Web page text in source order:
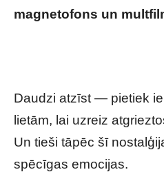
magnetofons un
Daudzi atzīst — pietiek
lietām, lai uzreiz
Un tieši tāpēc šī
spēcīgas emocijas.